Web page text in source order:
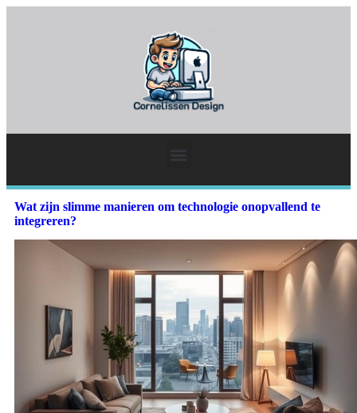
Wat zijn slimme manieren om technologie onopvallend te
integreren?